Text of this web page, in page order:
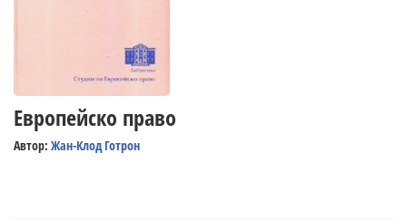
Европейско право
Автор: Жан-Клод Готрон